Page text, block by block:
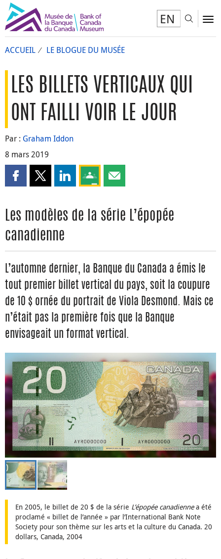
EN
ACCUEIL LE BLOGUE DU MUSÉE
LES BILLETS VERTICAUX QUI
ONT FAILLI VOIR LE JOUR
Par : Graham Iddon
8 mars 2019
Partager cette page sur Facebook
Partager cette page sur X
Partager cette page sur LinkedIn
Partagez cette page sur Google
Partager cette page par
Les modèles de la série L’épopée
canadienne
L’automne dernier, la Banque du Canada a émis le
tout premier billet vertical du pays, soit la coupure
de 10 $ ornée du portrait de Viola Desmond. Mais ce
n’était pas la première fois que la Banque
envisageait un format vertical.
En 2005, le billet de 20 $ de la série L’épopée canadiennea été
proclamé « billet de l’année » par l’International Bank Note
Society pour son thème sur les arts et la culture du Canada. 20
dollars, Canada, 2004